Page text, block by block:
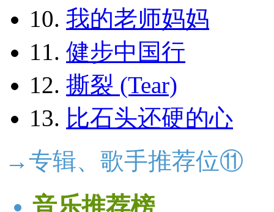
10. 我的老师妈妈
11. 健步中国行
12. 撕裂 (Tear)
13. 比石头还硬的心
→专辑、歌手推荐位⑪
音乐推荐榜